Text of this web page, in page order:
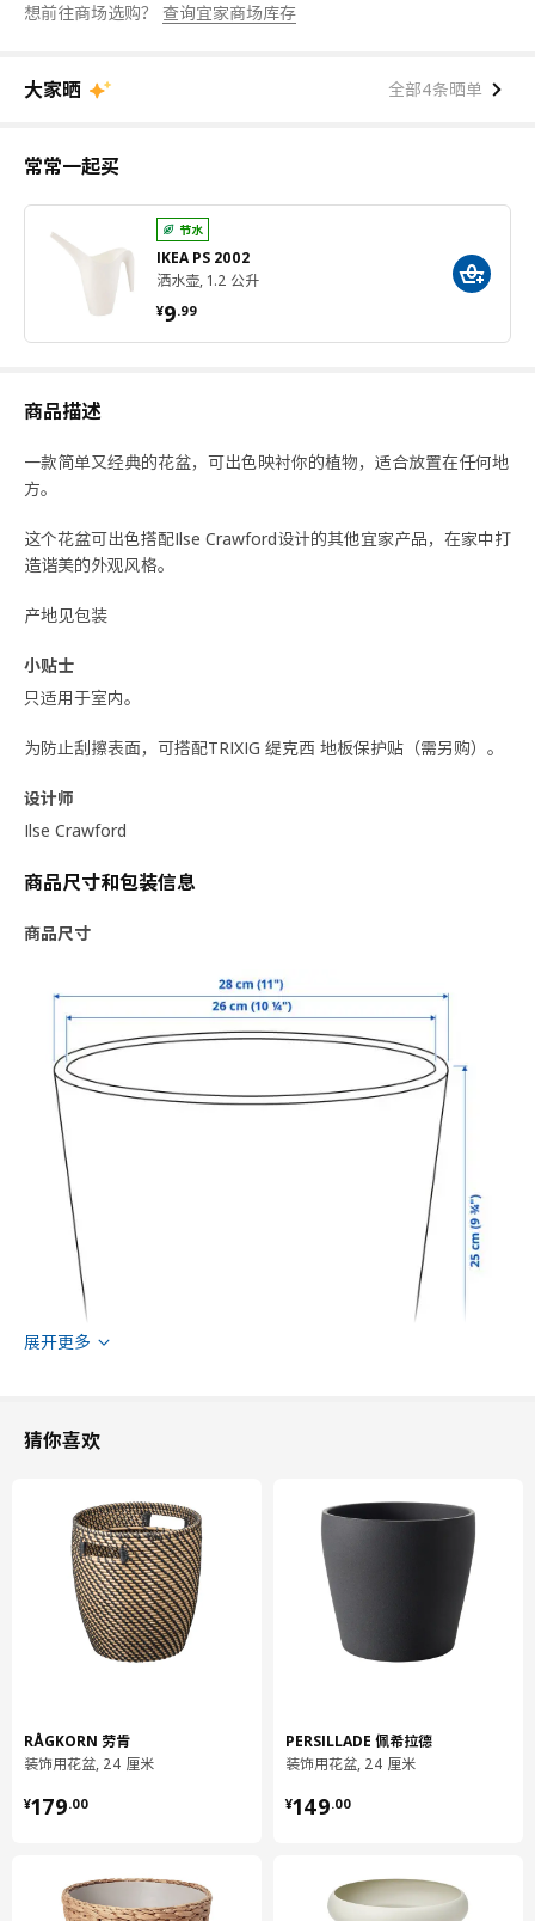
想前往商场选购？ 查询宜家商场库存
大家晒 全部4条晒单
常常一起买
节水
IKEA PS 2002
洒水壶, 1.2 公升
¥9.99
¥ 9.99
商品描述
一款简单又经典的花盆，可出色映衬你的植物，适合放置在任何地
方。
这个花盆可出色搭配Ilse Crawford设计的其他宜家产品，在家中打
造谐美的外观风格。
产地见包装
小贴士
只适用于室内。
为防止刮擦表面，可搭配TRIXIG 缇克西 地板保护贴（需另购）。
设计师
Ilse Crawford
商品尺寸和包装信息
商品尺寸
内直径
花盆最大直径
包装信息
长度
26 厘米
容量
15.9 公升
保养说明和环境和材料
展开更多
猜你喜欢
RÅGKORN 劳肯
装饰用花盆, 24 厘米
¥179.00
¥ 179.00
PERSILLADE 佩希拉德
装饰用花盆, 24 厘米
¥149.00
¥ 149.00